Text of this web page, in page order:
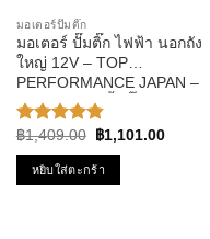
มอเตอร์ปั๊มติ๊ก
มอเตอร์ ปั๊มติ๊ก ไฟฟ้า นอกถัง
ใหญ่ 12V – TOP
PERFORMANCE JAPAN –
TPFB-304 – ปั้มติ๊ก BOSCH
ดัดแปลงใส่รถได้ทุกยี่ห้อ
ให้คะแนน
4.86ตั้งแต่
1-5
คะแนน
฿1,409.00
Original
was:
฿1,409.00.
฿1,101.00Current
หยิบใส่ตะกร้า